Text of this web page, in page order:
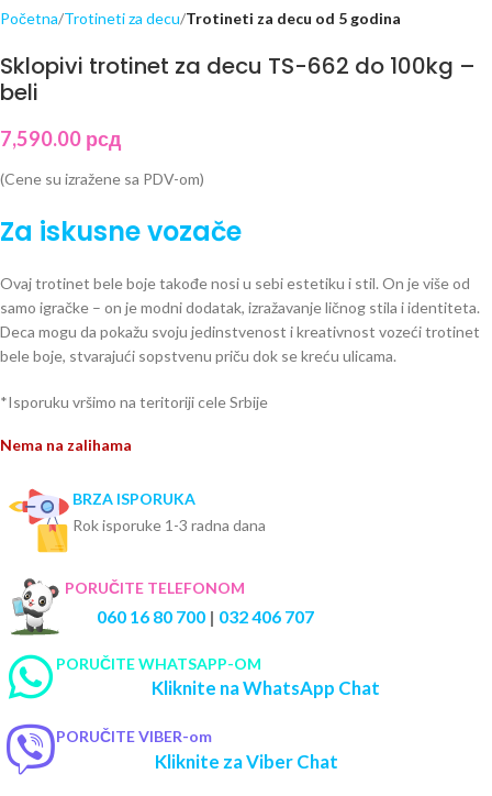
Početna Trotineti za decu Trotineti za decu od 5 godina
Sklopivi trotinet za decu TS-662 do 100kg –
beli
7,590.00 рсд
(Cene su izražene sa PDV-om)
Za iskusne vozače
Ovaj trotinet bele boje takođe nosi u sebi estetiku i stil. On je više od
samo igračke – on je modni dodatak, izražavanje ličnog stila i identiteta.
Deca mogu da pokažu svoju jedinstvenost i kreativnost vozeći trotinet
bele boje, stvarajući sopstvenu priču dok se kreću ulicama.
*Isporuku vršimo na teritoriji cele Srbije
Nema na zalihama
BRZA ISPORUKA
Rok isporuke 1-3 radna dana
PORUČITE TELEFONOM
060 16 80 700 | 032 406 707
PORUČITE WHATSAPP-OM
Kliknite na WhatsApp Chat
PORUČITE VIBER-om
Kliknite za Viber Chat